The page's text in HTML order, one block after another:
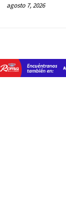
agosto 7, 2026